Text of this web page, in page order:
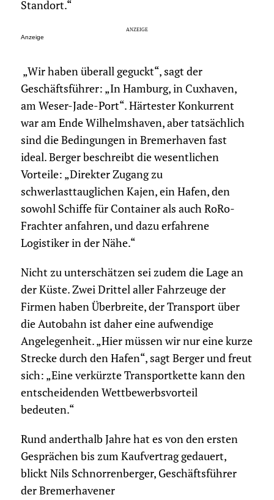
Standort.“
Anzeige
„Wir haben überall geguckt“, sagt der
Geschäftsführer: „In Hamburg, in Cuxhaven,
am Weser-Jade-Port“. Härtester Konkurrent
war am Ende Wilhelmshaven, aber tatsächlich
sind die Bedingungen in Bremerhaven fast
ideal. Berger beschreibt die wesentlichen
Vorteile: „Direkter Zugang zu
schwerlasttauglichen Kajen, ein Hafen, den
sowohl Schiffe für Container als auch RoRo-
Frachter anfahren, und dazu erfahrene
Logistiker in der Nähe.“
Nicht zu unterschätzen sei zudem die Lage an
der Küste. Zwei Drittel aller Fahrzeuge der
Firmen haben Überbreite, der Transport über
die Autobahn ist daher eine aufwendige
Angelegenheit. „Hier müssen wir nur eine kurze
Strecke durch den Hafen“, sagt Berger und freut
sich: „Eine verkürzte Transportkette kann den
entscheidenden Wettbewerbsvorteil
bedeuten.“
Rund anderthalb Jahre hat es von den ersten
Gesprächen bis zum Kaufvertrag gedauert,
blickt Nils Schnorrenberger, Geschäftsführer
der Bremerhavener